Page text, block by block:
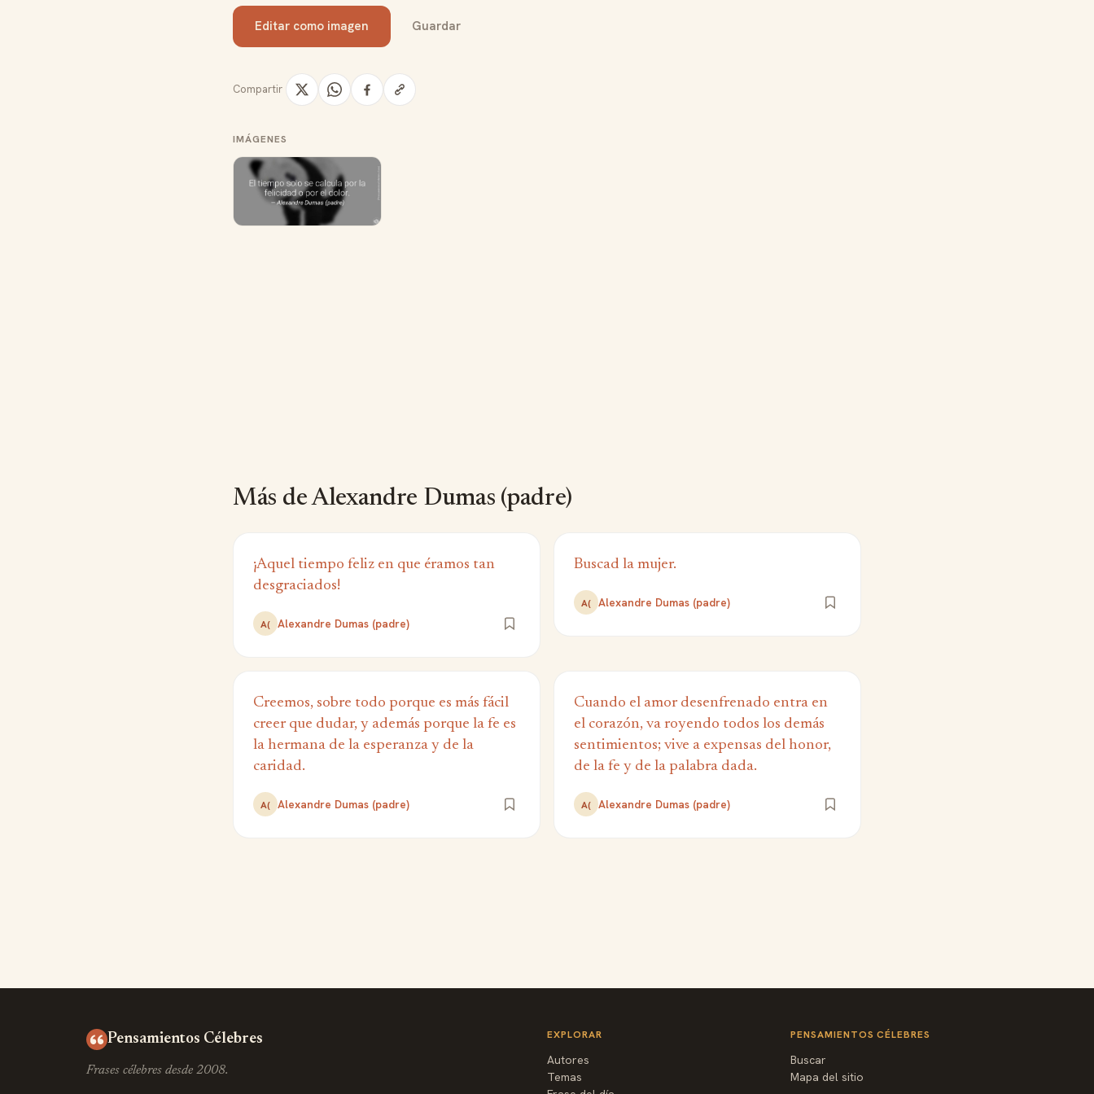
Editar como imagen Guardar
Compartir
IMÁGENES
Más de Alexandre Dumas (padre)
¡Aquel tiempo feliz en que éramos tan
desgraciados!
A( Alexandre Dumas (padre)
Buscad la mujer.
A( Alexandre Dumas (padre)
Creemos, sobre todo porque es más fácil
creer que dudar, y además porque la fe es
la hermana de la esperanza y de la
caridad.
A( Alexandre Dumas (padre)
Cuando el amor desenfrenado entra en
el corazón, va royendo todos los demás
sentimientos; vive a expensas del honor,
de la fe y de la palabra dada.
A( Alexandre Dumas (padre)
Pensamientos Célebres
Frases célebres desde 2008.
EXPLORAR
Autores
Temas
PENSAMIENTOS CÉLEBRES
Buscar
Mapa del sitio